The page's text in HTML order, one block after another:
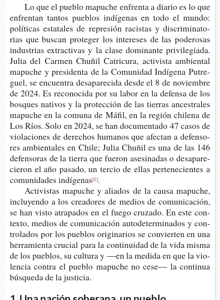
Lo que el pue­blo mapu­che enfren­ta a dia­rio es lo que
enfren­tan tan­tos pue­blos indí­ge­nas en todo el mundo:
polí­ti­cas esta­ta­les de repre­sión racis­tas y dis­cri­mi­na­to­
rias que bus­can pro­te­ger los intere­ses de las pode­ro­sas
indus­trias extrac­ti­vas y la clase domi­nan­te pri­vi­le­gia­da.
Julia del Car­men Chu­ñil Catri­cu­ra, acti­vis­ta ambien­tal
mapu­che y pre­si­den­ta de la Comu­ni­dad Indí­ge­na Putre­
guel, se encuen­tra des­a­pa­re­ci­da desde el 8 de noviem­bre
de 2024. Es reco­no­ci­da por su labor en la defen­sa de los
bos­ques nati­vos y la pro­tec­ción de las tie­rras ances­tra­les
mapu­che en la comu­na de Máfil, en la región chi­le­na de
Los Ríos. Solo en 2024, se han docu­men­ta­do 47 casos de
vio­la­cio­nes de dere­chos huma­nos que afec­tan a defen­so­
res ambien­ta­les en Chile; Julia Chu­ñil es una de las 146
defen­so­ras de la tie­rra que fue­ron ase­si­na­das o des­a­pa­re­
cie­ron el año pasa­do, un ter­cio de ellas per­te­ne­cien­tes a
comu­ni­da­des indígenas[1].
Acti­vis­tas mapu­che y alia­dos de la causa mapu­che,
inclu­yen­do a los crea­do­res de medios de comu­ni­ca­ción,
se han visto atra­pa­dos en el fuego cru­za­do. En este con­
tex­to, medios de comu­ni­ca­ción auto­de­ter­mi­na­dos y con­
tro­la­dos por los pue­blos ori­gi­na­rios se con­vier­ten en una
herra­mien­ta cru­cial para la con­ti­nui­dad de la vida misma
de los pue­blos, su cul­tu­ra y ―en la medi­da en que la vio­
len­cia con­tra el pue­blo mapu­che no cese― la con­ti­nua
bús­que­da de la justicia.